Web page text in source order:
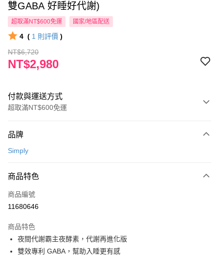
雙GABA 好睡好代謝)
超取滿NT$600免運 國家/地區配送
4 ( 1 則評價 )
NT$6,720
NT$2,980
付款與運送方式
超取滿NT$600免運
信用卡一次付款
LINE Pay
Apple Pay
悠遊付
Google Pay
品牌
Simply
商品特色
商品編號
11680646
商品特色
夜間代謝霸主夜酵素，代謝再進化版
雙效專利 GABA，幫助入睡更有感